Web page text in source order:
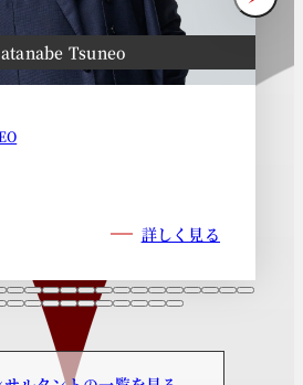
Tsuneo
詳しく見る